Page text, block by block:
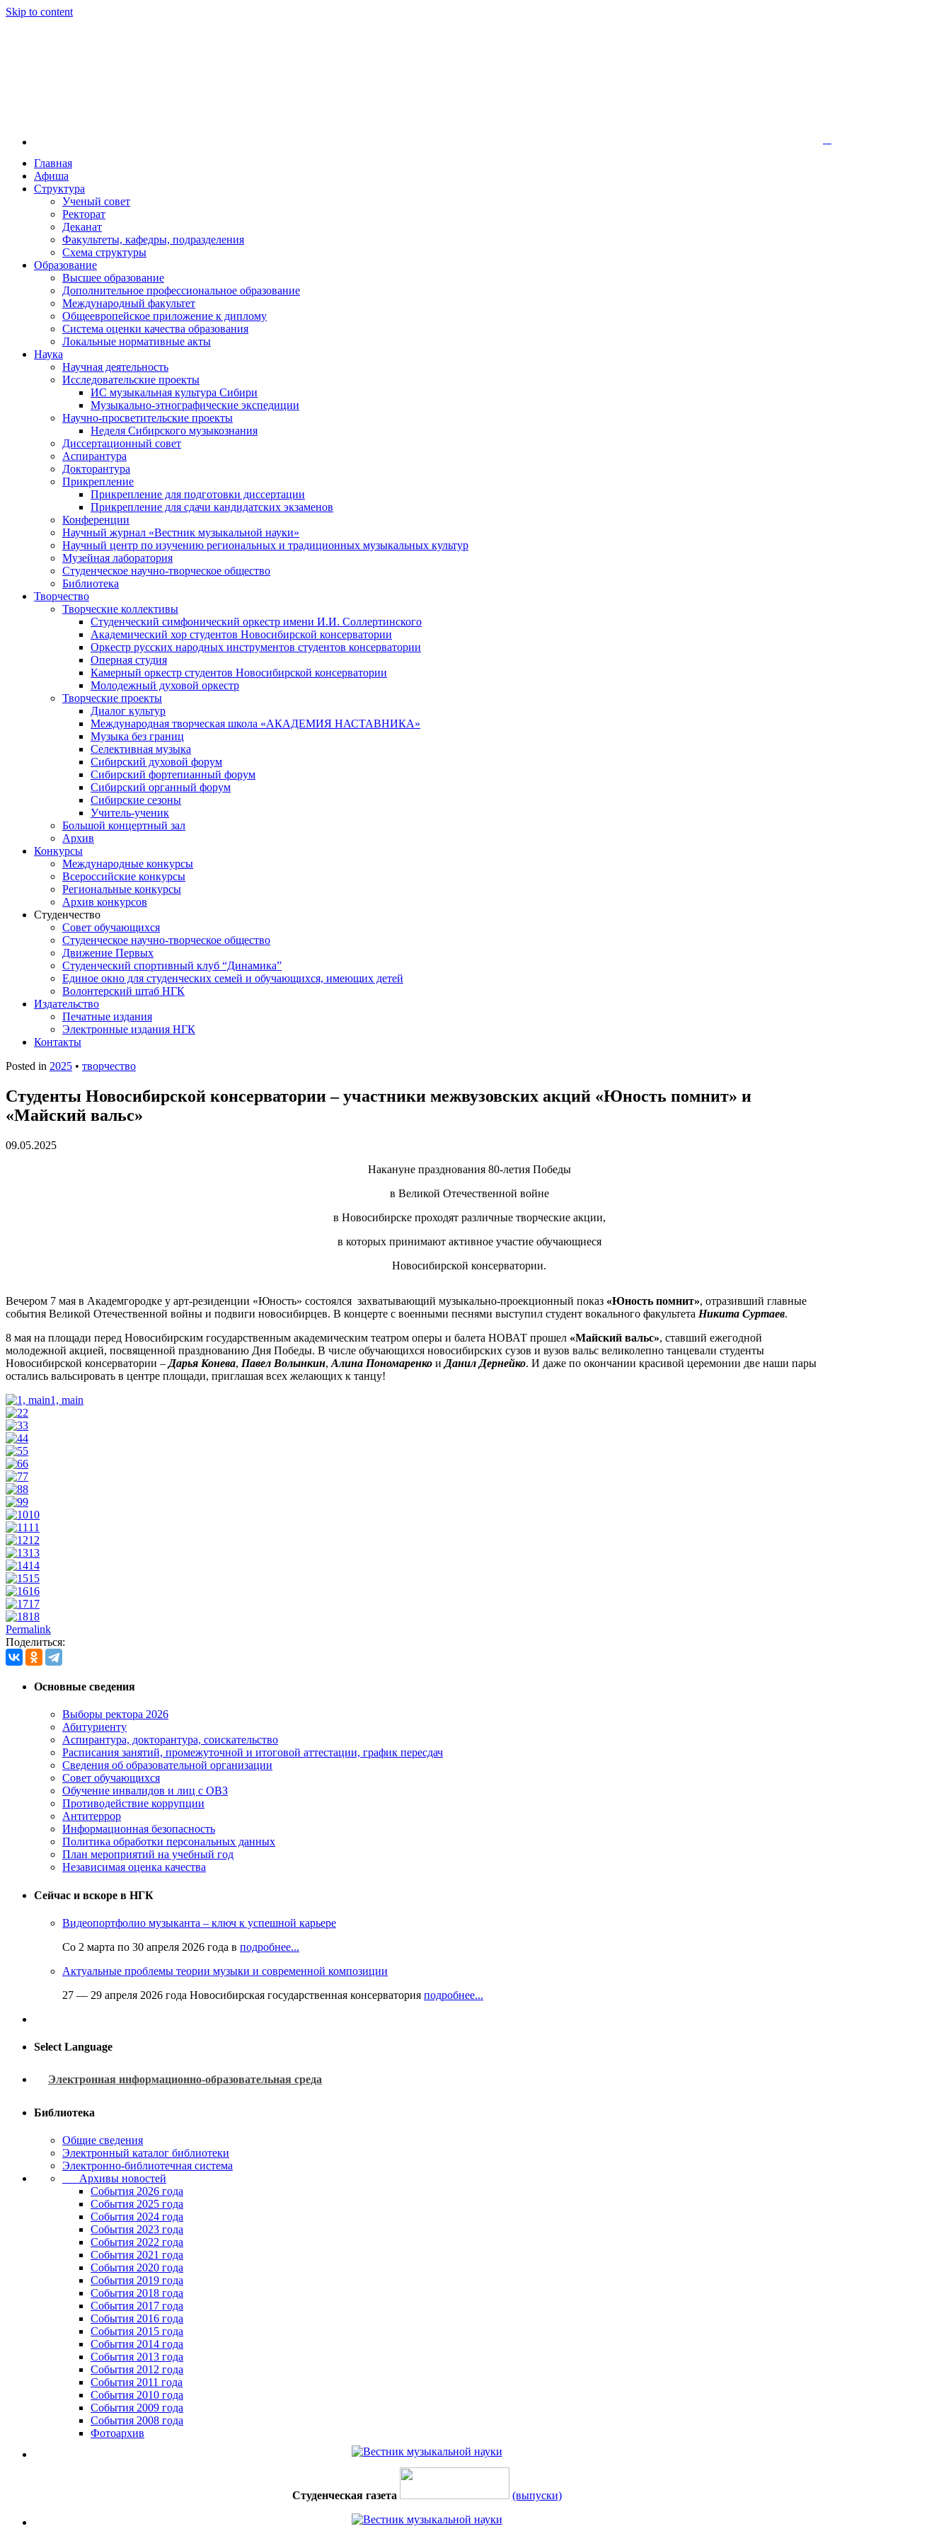
Skip to content
Новосибирская государственная консерватория имени М. И. Глинки
Новосибирская государственная консерватория имени М. И. Глинки — высшее музыкальное учебное заведение в Новосибирске. Основанная в 1956
году распоряжением совмина РСФСР и указом министерства культуры РСФСР, консерватория стала первым музыкальным высшим учебным
заведением в Сибири[2] и до сих пор остаётся единственным за пределами европейской части России[3]. С 1957 года она носит имя Михаила Ивановича
Глинки.
Главная
Афиша
Структура
Ученый совет
Ректорат
Деканат
Факультеты, кафедры, подразделения
Схема структуры
Образование
Высшее образование
Дополнительное профессиональное образование
Международный факультет
Общеевропейское приложение к диплому
Система оценки качества образования
Локальные нормативные акты
Наука
Научная деятельность
Исследовательские проекты
ИС музыкальная культура Сибири
Музыкально-этнографические экспедиции
Научно-просветительские проекты
Неделя Сибирского музыкознания
Диссертационный совет
Аспирантура
Докторантура
Прикрепление
Прикрепление для подготовки диссертации
Прикрепление для сдачи кандидатских экзаменов
Конференции
Научный журнал «Вестник музыкальной науки»
Научный центр по изучению региональных и традиционных музыкальных культур
Музейная лаборатория
Студенческое научно-творческое общество
Библиотека
Творчество
Творческие коллективы
Студенческий симфонический оркестр имени И.И. Соллертинского
Академический хор студентов Новосибирской консерватории
Оркестр русских народных инструментов студентов консерватории
Оперная студия
Камерный оркестр студентов Новосибирской консерватории
Молодежный духовой оркестр
Творческие проекты
Диалог культур
Международная творческая школа «АКАДЕМИЯ НАСТАВНИКА»
Музыка без границ
Селективная музыка
Сибирский духовой форум
Сибирский фортепианный форум
Сибирский органный форум
Сибирские сезоны
Учитель-ученик
Большой концертный зал
Архив
Конкурсы
Международные конкурсы
Всероссийские конкурсы
Региональные конкурсы
Архив конкурсов
Студенчество
Совет обучающихся
Студенческое научно-творческое общество
Движение Первых
Студенческий спортивный клуб “Динамика”
Единое окно для студенческих семей и обучающихся, имеющих детей
Волонтерский штаб НГК
Издательство
Печатные издания
Электронные издания НГК
Контакты
Posted in 2025 • творчество
Студенты Новосибирской консерватории – участники межвузовских акций «Юность помнит» и
«Майский вальс»
09.05.2025
Накануне празднования 80-летия Победы
в Великой Отечественной войне
в Новосибирске проходят различные творческие акции,
в которых принимают активное участие обучающиеся
Новосибирской консерватории.
Вечером 7 мая в Академгородке у арт-резиденции «Юность» состоялся захватывающий музыкально-проекционный показ «Юность помнит», отразивший главные
события Великой Отечественной войны и подвиги новосибирцев. В концерте с военными песнями выступил студент вокального факультета Никита Суртаев.
8 мая на площади перед Новосибирским государственным академическим театром оперы и балета НОВАТ прошел «Майский вальс», ставший ежегодной
молодежной акцией, посвященной празднованию Дня Победы. В числе обучающихся новосибирских сузов и вузов вальс великолепно танцевали студенты
Новосибирской консерватории – Дарья Конева, Павел Волынкин, Алина Пономаренко и Данил Дернейко. И даже по окончании красивой церемонии две наши пары
остались вальсировать в центре площади, приглашая всех желающих к танцу!
1, main
2
3
4
5
6
7
8
9
10
11
12
13
14
15
16
17
18
Permalink
Поделиться:
Основные сведения
Выборы ректора 2026
Абитуриенту
Аспирантура, докторантура, соискательство
Расписания занятий, промежуточной и итоговой аттестации, график пересдач
Сведения об образовательной организации
Совет обучающихся
Обучение инвалидов и лиц с ОВЗ
Противодействие коррупции
Антитеррор
Информационная безопасность
Политика обработки персональных данных
План мероприятий на учебный год
Независимая оценка качества
Сейчас и вскоре в НГК
Видеопортфолио музыканта – ключ к успешной карьере
Со 2 марта по 30 апреля 2026 года в подробнее...
Актуальные проблемы теории музыки и современной композиции
27 — 29 апреля 2026 года Новосибирская государственная консерватория подробнее...
Select Language
Электронная информационно-образовательная среда
Библиотека
Общие сведения
Электронный каталог библиотеки
Электронно-библиотечная система
Архивы новостей
Cобытия 2026 года
События 2025 года
События 2024 года
События 2023 года
Cобытия 2022 года
Cобытия 2021 года
События 2020 года
События 2019 года
События 2018 года
События 2017 года
События 2016 года
События 2015 года
События 2014 года
События 2013 года
События 2012 года
События 2011 года
События 2010 года
События 2009 года
События 2008 года
Фотоархив
Студенческая газета (выпуски)